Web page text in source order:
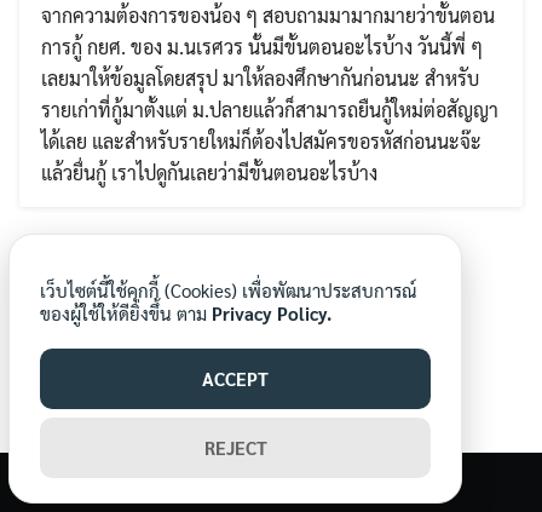
Search
for: Search
จากความต้องการของน้อง ๆ สอบถามมามากมายว่าขั้นตอน
การกู้ กยศ. ของ ม.นเรศวร นั้นมีขั้นตอนอะไรบ้าง วันนี้พี่ ๆ
เลยมาให้ข้อมูลโดยสรุป มาให้ลองศึกษากันก่อนนะ สำหรับ
รายเก่าที่กู้มาตั้งแต่ ม.ปลายแล้วก็สามารถยืนกู้ใหม่ต่อสัญญา
ได้เลย และสำหรับรายใหม่ก็ต้องไปสมัครขอรหัสก่อนนะจ๊ะ
แล้วยื่นกู้ เราไปดูกันเลยว่ามีขั้นตอนอะไรบ้าง
เว็บไซต์นี้ใช้คุกกี้ (Cookies) เพื่อพัฒนาประสบการณ์
ของผู้ใช้ให้ดียิ่งขึ้น ตาม Privacy Policy.
ACCEPT
REJECT